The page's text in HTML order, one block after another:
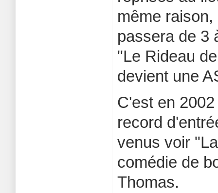
même
passera de 3
"Le Rideau
devient une
C'est en
record
venus voir
comédie de
Thomas.